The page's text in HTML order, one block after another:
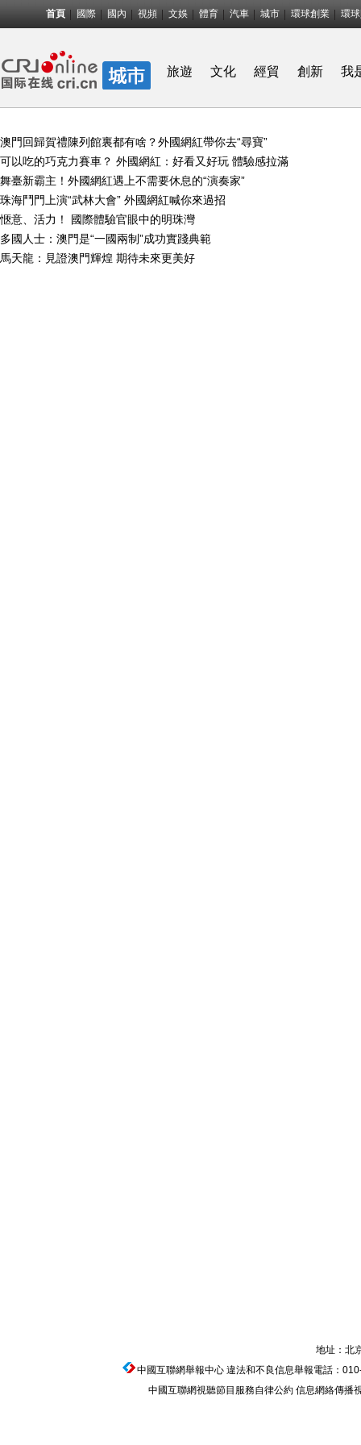
首頁 國際 國內 視頻 文娛 體育 汽車 城市 環球創業 環
旅遊 文化 經貿 創新 我
澳門回歸賀禮陳列館裏都有啥？外國網紅帶你去“尋寶”
可以吃的巧克力賽車？ 外國網紅：好看又好玩 體驗感拉滿
舞臺新霸主！外國網紅遇上不需要休息的“演奏家”
珠海鬥門上演“武林大會” 外國網紅喊你來過招
愜意、活力！ 國際體驗官眼中的明珠灣
多國人士：澳門是“一國兩制”成功實踐典範
馬天龍：見證澳門輝煌 期待未來更美好
地址：北
中國互聯網舉報中心違法和不良信息舉報電話：
中國互聯網視聽節目服務自律公約信息網絡傳播